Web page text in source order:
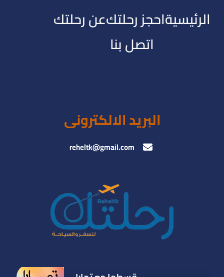
الرئيسيةاحجز رحلتكعن رحلتك
اتصل بنا
البريد الالكترونى
reheltk@gmail.com